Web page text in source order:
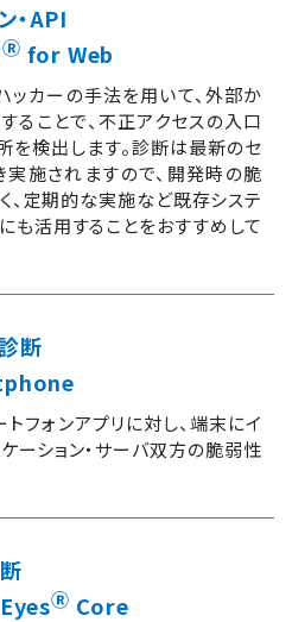
・API
Ⓡ for Web
ッカーの手法を用いて、外部か
ることで、不正アクセスの入口
を検出します。診断は最新のセ
実施されますので、開発時の脆
、定期的な実施など既存システ
も活用することをおすすめして
断
フォンアプリに対し、端末にイ
ーション・サーバ双方の脆弱性
Ⓡ Core